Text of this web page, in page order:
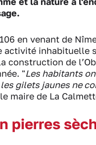
en venant de
activité inhabituelle
construction de
"Les habitants
gilets jaunes ne
maire de La
pierres